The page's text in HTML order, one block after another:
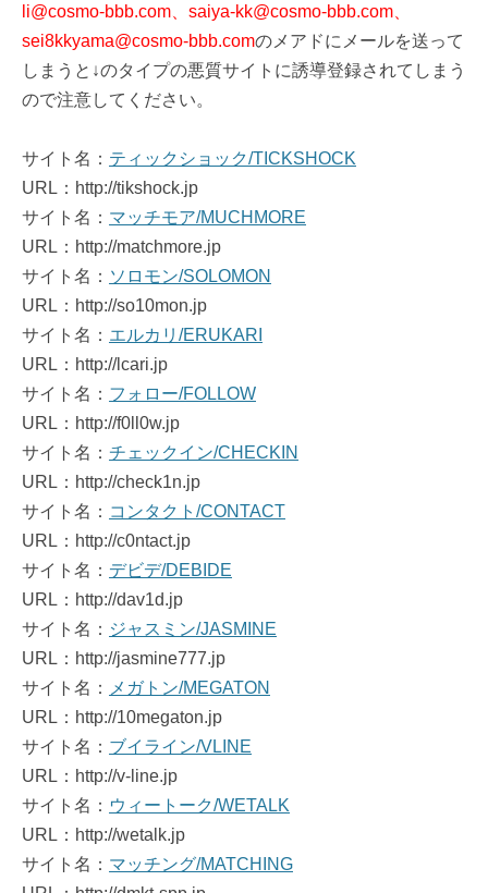
li@cosmo-bbb.com、saiya-kk@cosmo-bbb.com、
sei8kkyama@cosmo-bbb.comのメアドにメールを送って
しまうと↓のタイプの悪質サイトに誘導登録されてしまう
ので注意してください。
サイト名： ティックショック/TICKSHOCK
URL：http://tikshock.jp
サイト名： マッチモア/MUCHMORE
URL：http://matchmore.jp
サイト名： ソロモン/SOLOMON
URL：http://so10mon.jp
サイト名： エルカリ/ERUKARI
URL：http://lcari.jp
サイト名： フォロー/FOLLOW
URL：http://f0ll0w.jp
サイト名： チェックイン/CHECKIN
URL：http://check1n.jp
サイト名： コンタクト/CONTACT
URL：http://c0ntact.jp
サイト名： デビデ/DEBIDE
URL：http://dav1d.jp
サイト名： ジャスミン/JASMINE
URL：http://jasmine777.jp
サイト名：
メガトン/MEGATON
URL：http://10megaton.jp
サイト名： ブイライン/VLINE
URL：http://v-line.jp
サイト名： ウィートーク/WETALK
URL：http://wetalk.jp
サイト名： マッチング/MATCHING